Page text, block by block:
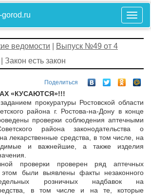
ведомости
Выпуск №49 от 4
| Закон есть закон
Поделиться
«КУСАЮТСЯ»!!!
прокуратуры Ростовской области
района г. Ростова-на-Дону в конце
проверки соблюдения аптечными
района законодательства о
лекарственные средства, в том числе, на
и важнейшие, а также изделия
проверки проверен ряд аптечных
были выявлены факты незаконного
розничных надбавок на
в том числе и на те, которые